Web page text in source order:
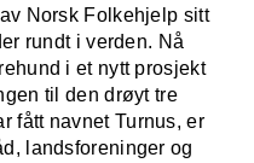
Norsk Folkehjelp sitt
rundt i verden. Nå
i et nytt prosjekt
til den drøyt tre
fått navnet Turnus, er
landsforeninger og